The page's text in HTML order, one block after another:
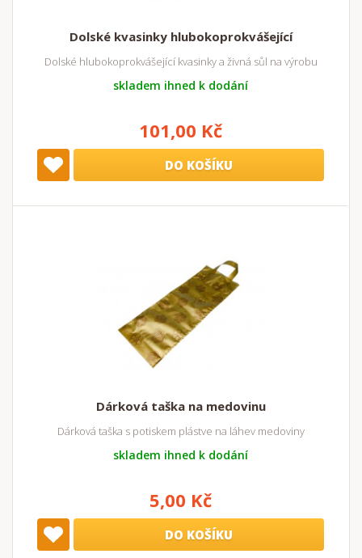
Dolské kvasinky hlubokoprokvášející
Dolské hlubokoprokvášející kvasinky a živná sůl na výrobu
skladem ihned k dodání
101,00 Kč
DO KOŠÍKU
Dárková taška na medovinu
Dárková taška s potiskem plástve na láhev medoviny
skladem ihned k dodání
5,00 Kč
DO KOŠÍKU